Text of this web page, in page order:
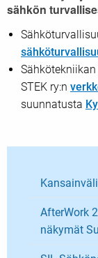
sähkön
STEK ry:n
suunnatusta
AfterWork
näkymät